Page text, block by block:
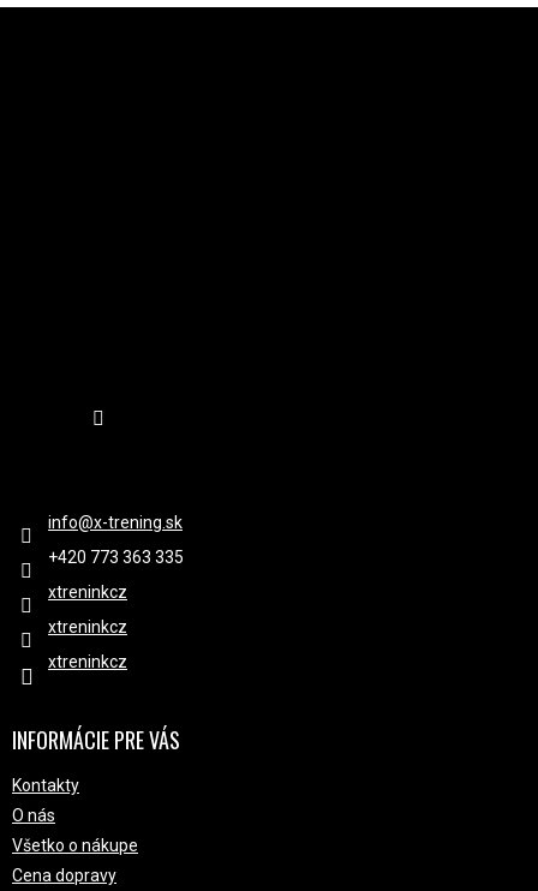
Z
info@x-trening.sk
+420 ‭773 363 335
xtreninkcz
xtreninkcz
xtreninkcz
INFORMÁCIE PRE VÁS
Kontakty
O nás
Všetko o nákupe
Cena dopravy